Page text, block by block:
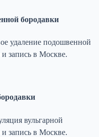
бородавки
удаление подошвенной
запись в Москве.
вульгарной
запись в Москве.